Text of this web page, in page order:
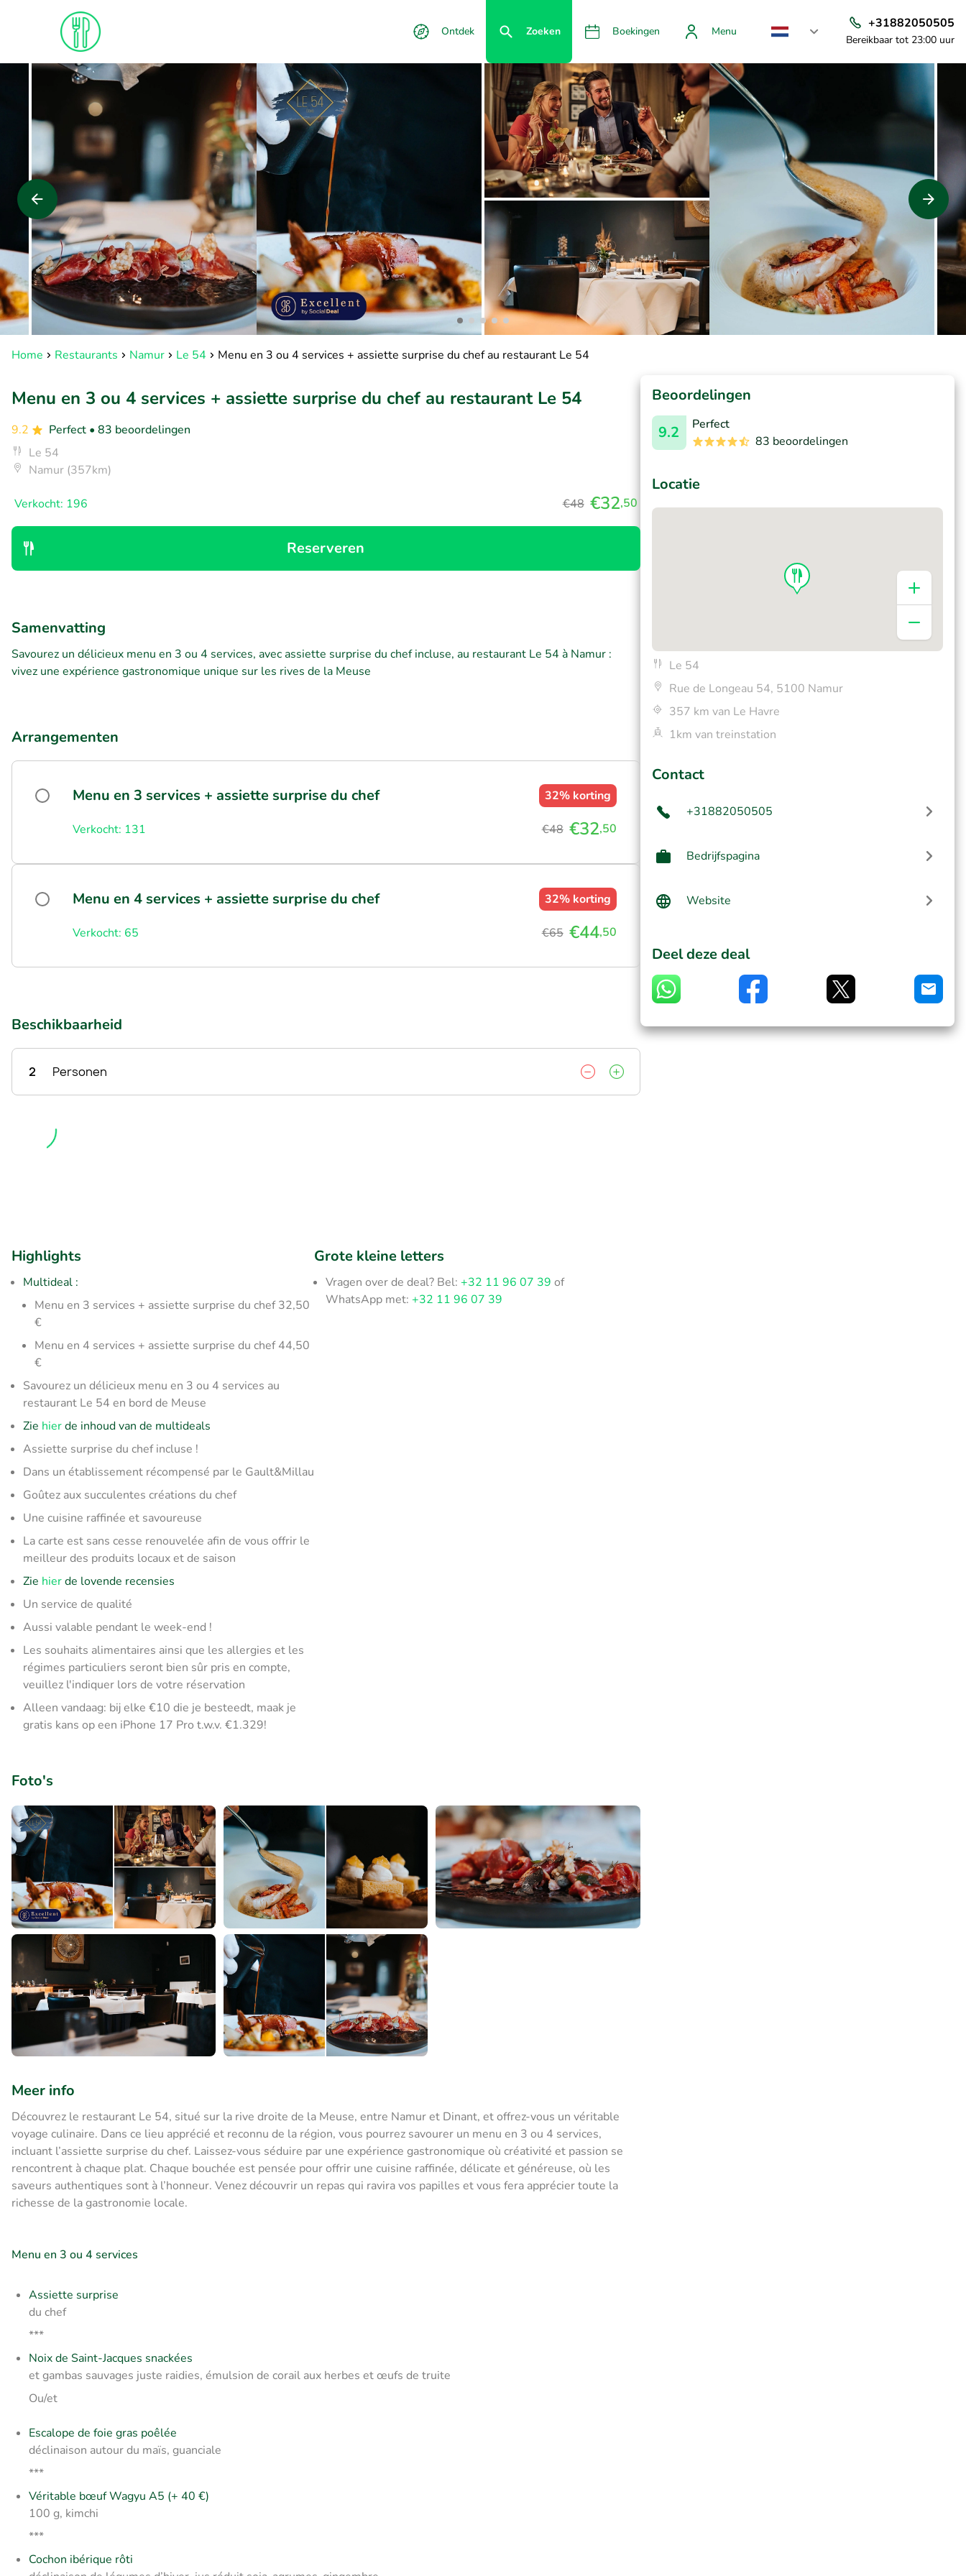
Ontdek Zoeken Boekingen Menu
+31882050505
Bereikbaar tot 23:00 uur
Home Restaurants Namur Le 54 Menu en 3 ou 4 services + assiette surprise du chef au restaurant Le 54
Menu en 3 ou 4 services + assiette surprise du chef au restaurant Le 54
9.2 Perfect • 83 beoordelingen
Le 54
Namur (357km)
Verkocht: 196 €48 €32,50
Reserveren
Samenvatting
Savourez un délicieux menu en 3 ou 4 services, avec assiette surprise du chef incluse, au restaurant Le 54 à Namur :
vivez une expérience gastronomique unique sur les rives de la Meuse
Arrangementen
Menu en 3 services + assiette surprise du chef 32% korting
Verkocht: 131 €48 €32,50
Menu en 4 services + assiette surprise du chef 32% korting
Verkocht: 65 €65 €44,50
Beschikbaarheid
2 Personen
Highlights
Multideal :
Menu en 3 services + assiette surprise du chef 32,50
€
Menu en 4 services + assiette surprise du chef 44,50
€
Savourez un délicieux menu en 3 ou 4 services au
restaurant Le 54 en bord de Meuse
Zie hierde inhoud van de multideals
Assiette surprise du chef incluse !
Dans un établissement récompensé par le Gault&Millau
Goûtez aux succulentes créations du chef
Une cuisine raffinée et savoureuse
La carte est sans cesse renouvelée afin de vous offrir le
meilleur des produits locaux et de saison
Zie hierde lovende recensies
Un service de qualité
Aussi valable pendant le week-end !
Les souhaits alimentaires ainsi que les allergies et les
régimes particuliers seront bien sûr pris en compte,
veuillez l'indiquer lors de votre réservation
Alleen vandaag: bij elke €10 die je besteedt, maak je
gratis kans op een iPhone 17 Pro t.w.v. €1.329!
Grote kleine letters
Vragen over de deal? Bel:+32 11 96 07 39 of
WhatsApp met:+32 11 96 07 39
Foto's
Meer info
Découvrez le restaurant Le 54, situé sur la rive droite de la Meuse, entre Namur et Dinant, et offrez-vous un véritable
voyage culinaire. Dans ce lieu apprécié et reconnu de la région, vous pourrez savourer un menu en 3 ou 4 services,
incluant l’assiette surprise du chef. Laissez-vous séduire par une expérience gastronomique où créativité et passion se
rencontrent à chaque plat. Chaque bouchée est pensée pour offrir une cuisine raffinée, délicate et généreuse, où les
saveurs authentiques sont à l’honneur. Venez découvrir un repas qui ravira vos papilles et vous fera apprécier toute la
richesse de la gastronomie locale.
Menu en 3 ou 4 services
Assiette surprise
du chef
***
Noix de Saint-Jacques snackées
et gambas sauvages juste raidies, émulsion de corail aux herbes et œufs de truite
Ou/et
Escalope de foie gras poêlée
déclinaison autour du maïs, guanciale
***
Véritable bœuf Wagyu A5 (+ 40 €)
100 g, kimchi
***
Cochon ibérique rôti
Beoordelingen
9.2
Perfect
83 beoordelingen
Locatie
Le 54
Rue de Longeau 54, 5100 Namur
357 km van Le Havre
1km van treinstation
Contact
+31882050505
Bedrijfspagina
Website
Deel deze deal